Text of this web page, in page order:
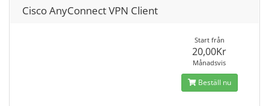
Cisco AnyConnect VPN Client
Start från
20,00Kr
Månadsvis
Beställ nu